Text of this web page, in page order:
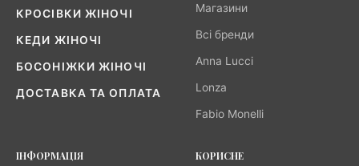
КРОСІВКИ ЖІНОЧІ
КЕДИ ЖІНОЧІ
БОСОНІЖКИ ЖІНОЧІ
ДОСТАВКА ТА ОПЛАТА
Магазини
Всі бренди
Anna Lucci
Lonza
Fabio Monelli
ІНФОРМАЦІЯ
КОРИСНЕ